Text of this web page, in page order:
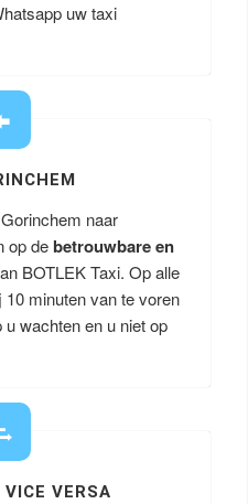
uw taxi
naar
op debetrouwbare en
BOTLEK Taxi. Op alle
minuten van te voren
wachten en u niet op
VERSA